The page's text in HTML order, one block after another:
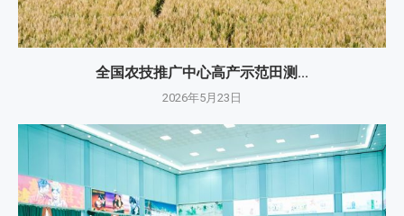
全国农技推广中心高产示范田测...
2026年5月23日